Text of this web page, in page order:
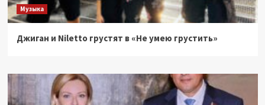
Музыка
Джиган и Niletto грустят в «Не умею грустить»